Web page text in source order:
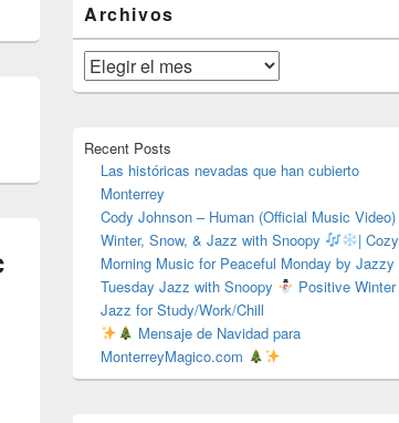
área
de
widget
barra
lateral
Archivos
Archivos
Recent Posts
Las históricas nevadas que han cubierto
Monterrey
Cody Johnson – Human (Official Music Video)
Winter, Snow, & Jazz with Snoopy
| Cozy
Morning Music for Peaceful Monday by Jazzy
Tuesday Jazz with Snoopy
Positive Winter
Jazz for Study/Work/Chill
Mensaje de Navidad para
MonterreyMagico.com